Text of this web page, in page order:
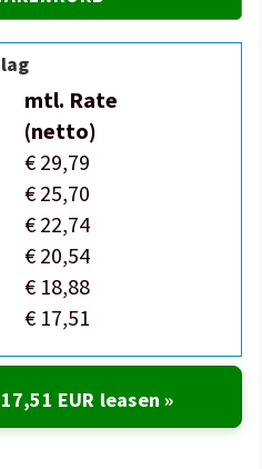
mtl. Rate
(netto)
€ 29,79
€ 25,70
€ 22,74
€ 20,54
€ 18,88
€ 17,51
17,51 EUR leasen »